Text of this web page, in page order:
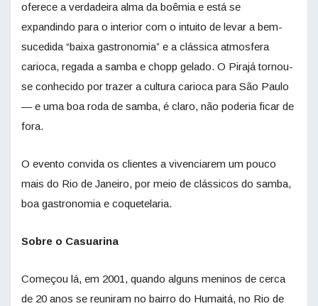
oferece a verdadeira alma da boêmia e está se
expandindo para o interior com o intuito de levar a bem-
sucedida “baixa gastronomia” e a clássica atmosfera
carioca, regada a samba e chopp gelado. O Pirajá tornou-
se conhecido por trazer a cultura carioca para São Paulo
— e uma boa roda de samba, é claro, não poderia ficar de
fora.
O evento convida os clientes a vivenciarem um pouco
mais do Rio de Janeiro, por meio de clássicos do samba,
boa gastronomia e coquetelaria.
Sobre o Casuarina
Começou lá, em 2001, quando alguns meninos de cerca
de 20 anos se reuniram no bairro do Humaitá, no Rio de